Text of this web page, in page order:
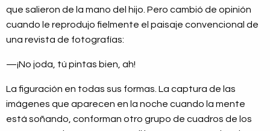
que salieron de la mano del hijo. Pero cambió de opinión
cuando le reprodujo fielmente el paisaje convencional de
una revista de fotografías:
—¡No joda, tú pintas bien, ah!
La figuración en todas sus formas. La captura de las
imágenes que aparecen en la noche cuando la mente
está soñando, conforman otro grupo de cuadros de los